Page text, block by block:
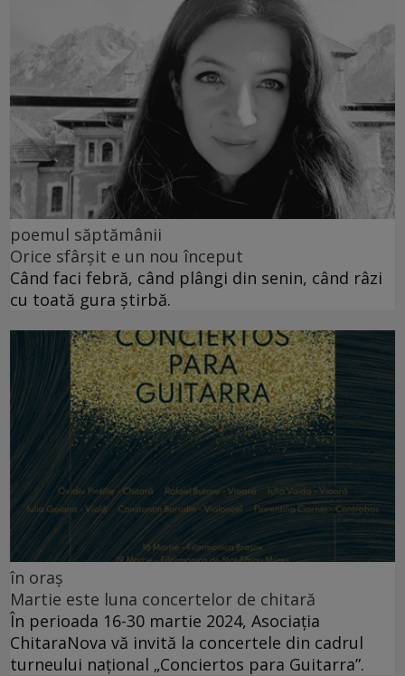
poemul săptămânii
Orice sfârșit e un nou început
Când faci febră, când plângi din senin, când râzi
cu toată gura știrbă.
în oraș
Martie este luna concertelor de chitară
În perioada 16-30 martie 2024, Asociația
ChitaraNova vă invită la concertele din cadrul
turneului național „Conciertos para Guitarra”.